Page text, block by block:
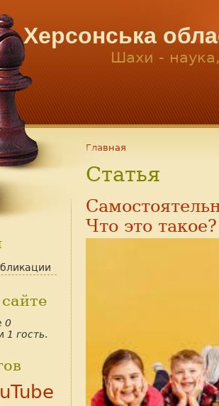
Херсонська
Шахи -
Главная
Статья
Что это такое?
0
1 гость.